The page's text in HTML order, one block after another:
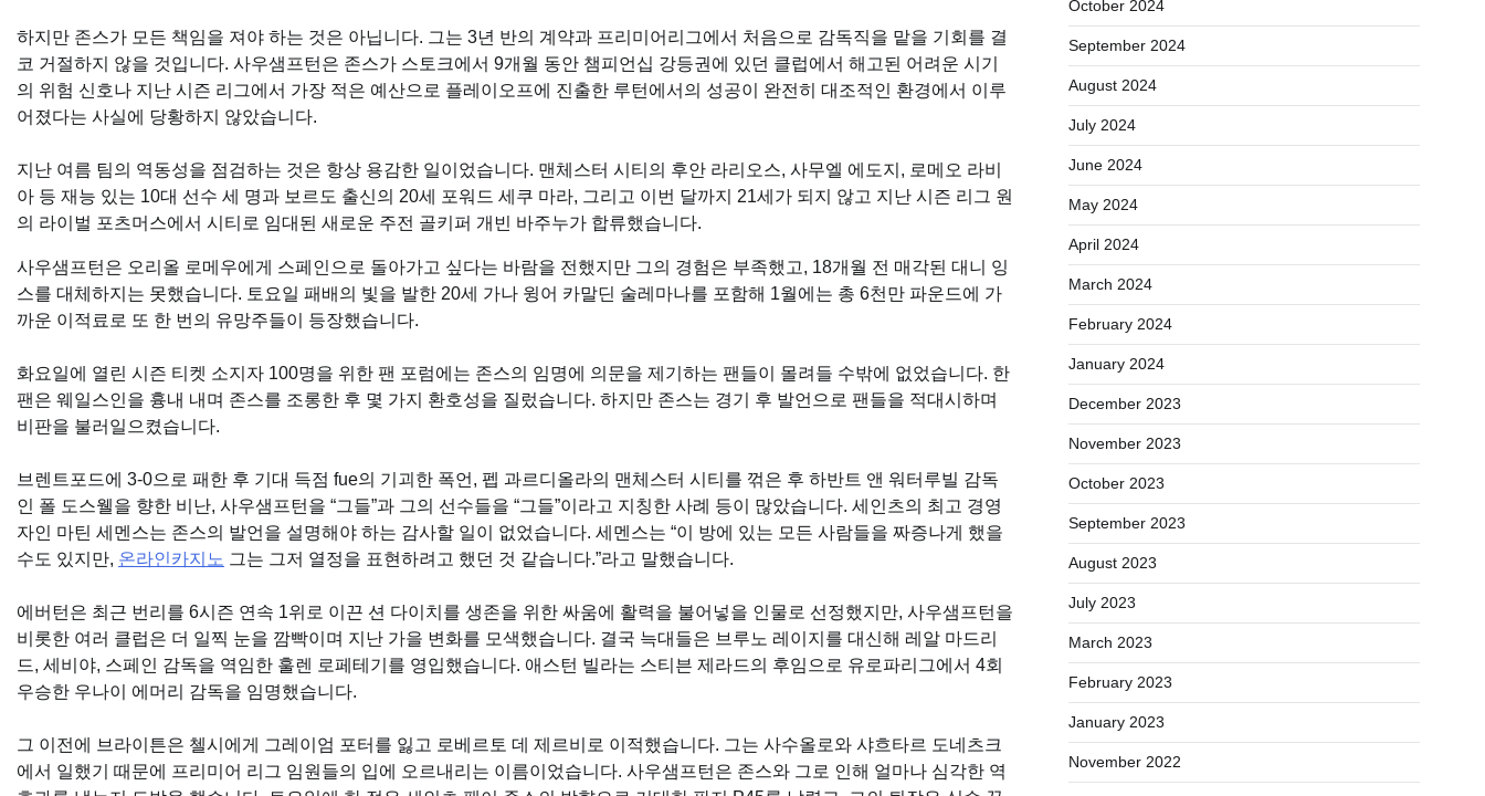
하지만 존스가 모든 책임을 져야 하는 것은 아닙니다. 그는 3년 반의 계약과 프리미어리그에서 처음으로 감독직을 맡을 기회를 결
코 거절하지 않을 것입니다. 사우샘프턴은 존스가 스토크에서 9개월 동안 챔피언십 강등권에 있던 클럽에서 해고된 어려운 시기
의 위험 신호나 지난 시즌 리그에서 가장 적은 예산으로 플레이오프에 진출한 루턴에서의 성공이 완전히 대조적인 환경에서 이루
어졌다는 사실에 당황하지 않았습니다.
지난 여름 팀의 역동성을 점검하는 것은 항상 용감한 일이었습니다. 맨체스터 시티의 후안 라리오스, 사무엘 에도지, 로메오 라비
아 등 재능 있는 10대 선수 세 명과 보르도 출신의 20세 포워드 세쿠 마라, 그리고 이번 달까지 21세가 되지 않고 지난 시즌 리그 원
의 라이벌 포츠머스에서 시티로 임대된 새로운 주전 골키퍼 개빈 바주누가 합류했습니다.
사우샘프턴은 오리올 로메우에게 스페인으로 돌아가고 싶다는 바람을 전했지만 그의 경험은 부족했고, 18개월 전 매각된 대니 잉
스를 대체하지는 못했습니다. 토요일 패배의 빛을 발한 20세 가나 윙어 카말딘 술레마나를 포함해 1월에는 총 6천만 파운드에 가
까운 이적료로 또 한 번의 유망주들이 등장했습니다.
화요일에 열린 시즌 티켓 소지자 100명을 위한 팬 포럼에는 존스의 임명에 의문을 제기하는 팬들이 몰려들 수밖에 없었습니다. 한
팬은 웨일스인을 흉내 내며 존스를 조롱한 후 몇 가지 환호성을 질렀습니다. 하지만 존스는 경기 후 발언으로 팬들을 적대시하며
비판을 불러일으켰습니다.
브렌트포드에 3-0으로 패한 후 기대 득점 fue의 기괴한 폭언, 펩 과르디올라의 맨체스터 시티를 꺾은 후 하반트 앤 워터루빌 감독
인 폴 도스웰을 향한 비난, 사우샘프턴을 “그들”과 그의 선수들을 “그들”이라고 지칭한 사례 등이 많았습니다. 세인츠의 최고 경영
자인 마틴 세멘스는 존스의 발언을 설명해야 하는 감사할 일이 없었습니다. 세멘스는 “이 방에 있는 모든 사람들을 짜증나게 했을
수도 있지만, 온라인카지노 그는 그저 열정을 표현하려고 했던 것 같습니다.”라고 말했습니다.
에버턴은 최근 번리를 6시즌 연속 1위로 이끈 션 다이치를 생존을 위한 싸움에 활력을 불어넣을 인물로 선정했지만, 사우샘프턴을
비롯한 여러 클럽은 더 일찍 눈을 깜빡이며 지난 가을 변화를 모색했습니다. 결국 늑대들은 브루노 레이지를 대신해 레알 마드리
드, 세비야, 스페인 감독을 역임한 훌렌 로페테기를 영입했습니다. 애스턴 빌라는 스티븐 제라드의 후임으로 유로파리그에서 4회
우승한 우나이 에머리 감독을 임명했습니다.
그 이전에 브라이튼은 첼시에게 그레이엄 포터를 잃고 로베르토 데 제르비로 이적했습니다. 그는 사수올로와 샤흐타르 도네츠크
에서 일했기 때문에 프리미어 리그 임원들의 입에 오르내리는 이름이었습니다. 사우샘프턴은 존스와 그로 인해 얼마나 심각한 역
October 2024
September 2024
August 2024
July 2024
June 2024
May 2024
April 2024
March 2024
February 2024
January 2024
December 2023
November 2023
October 2023
September 2023
August 2023
July 2023
March 2023
February 2023
January 2023
November 2022